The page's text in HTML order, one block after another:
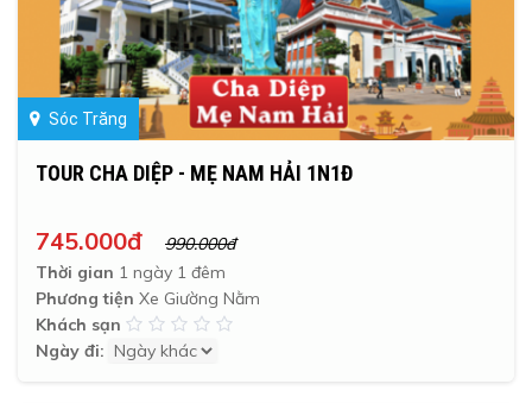
Sóc Trăng
TOUR CHA DIỆP - MẸ NAM HẢI 1N1Đ
745.000đ
990.000đ
Thời gian 1 ngày 1 đêm
Phương tiện Xe Giường Nằm
Khách sạn
Ngày đi: